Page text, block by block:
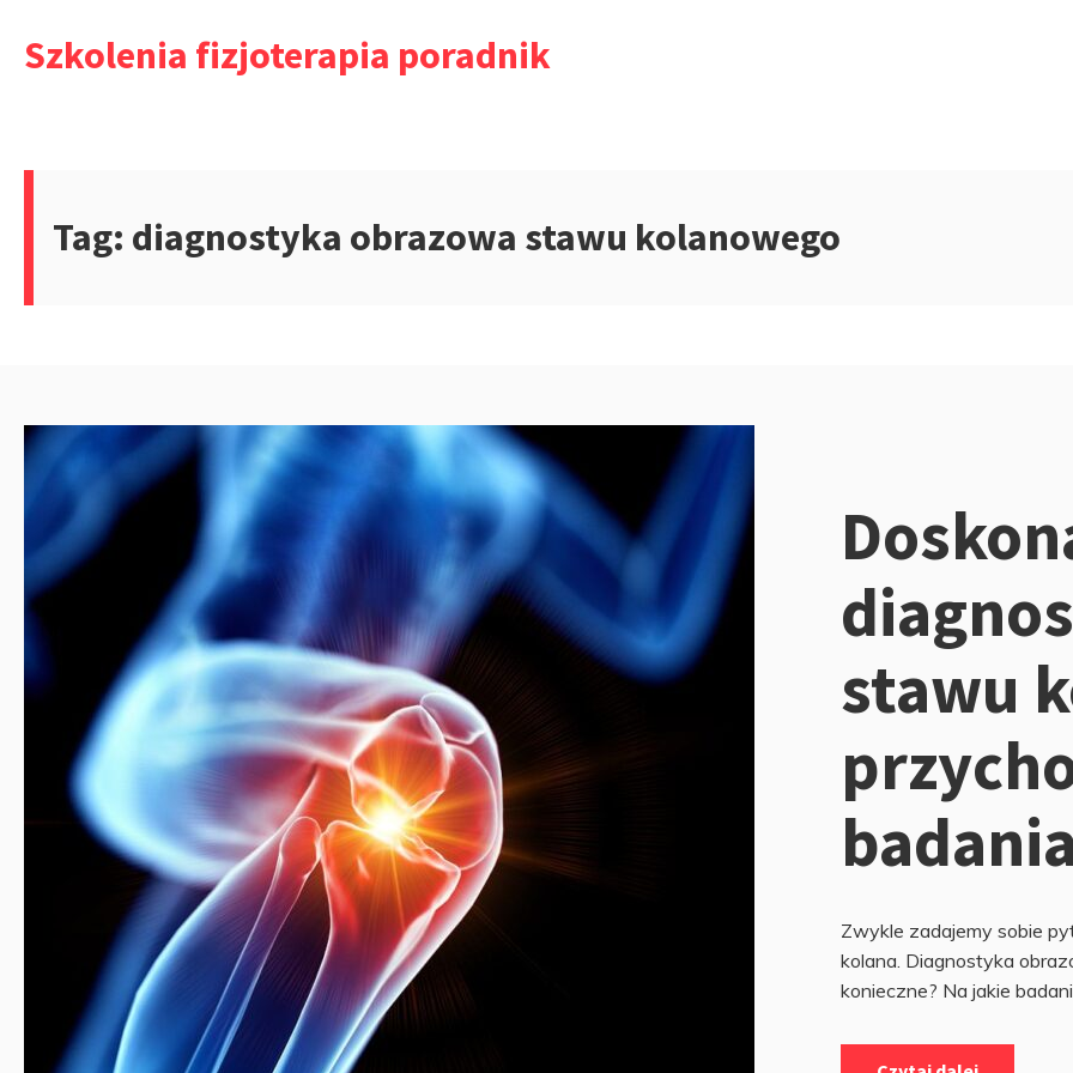
Szkolenia fizjoterapia poradnik
Tag: diagnostyka obrazowa stawu kolanowego
stawu
Zwykle zadajemy sobie
kolana. Diagnostyka
konieczne? Na jakie